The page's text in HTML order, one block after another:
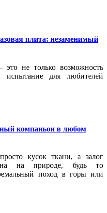
плита: незаменимый
не только возможность
испытание для любителей
компаньон в любом
кусок ткани, а залог
на природе, будь то
поход в горы или